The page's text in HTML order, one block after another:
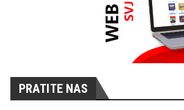
PRATITE NAS